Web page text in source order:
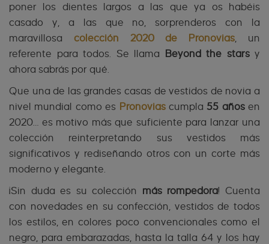
poner los dientes largos a las que ya os habéis
casado y, a las que no, sorprenderos con la
maravillosa colección 2020 de Pronovias , un
referente para todos. Se llama
Beyond the starsy
ahora sabrás por qué.
Que una de las grandes casas de vestidos de novia a
nivel mundial como es Pronoviascumpla 55 años en
2020… es motivo más que suficiente para lanzar una
colección reinterpretando sus vestidos más
significativos y rediseñando otros con un corte más
moderno y elegante.
¡Sin duda es su colección
más rompedora! Cuenta
con novedades en su confección, vestidos de todos
los estilos, en colores poco convencionales como el
negro, para embarazadas, hasta la talla 64 y los hay